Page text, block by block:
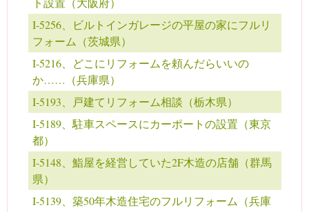
I-5256、ビルトインガレージの平屋の家にフルリ
フォーム（茨城県）
I-5216、どこにリフォームを頼んだらいいの
か……（兵庫県）
I-5193、戸建てリフォーム相談（栃木県）
I-5189、駐車スペースにカーポートの設置（東京
都）
I-5148、鮨屋を経営していた2F木造の店舗（群馬
県）
I-5139、築50年木造住宅のフルリフォーム（兵庫